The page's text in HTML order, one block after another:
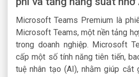
Microsoft Teams Premium là
Microsoft Teams, một nền tảng
trong doanh nghiệp. Microsoft
cấp một số tính năng tiên tiến,
tuệ nhân tạo (AI), nhằm giúp cắt